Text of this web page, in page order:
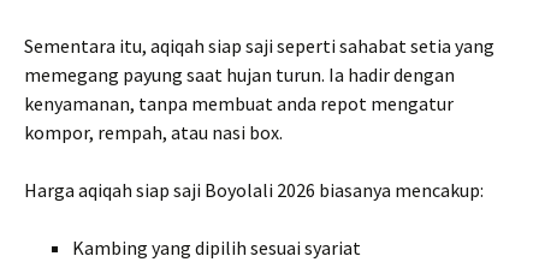
Sementara itu, aqiqah siap saji seperti sahabat setia yang
memegang payung saat hujan turun. Ia hadir dengan
kenyamanan, tanpa membuat anda repot mengatur
kompor, rempah, atau nasi box.
Harga aqiqah siap saji Boyolali 2026 biasanya mencakup:
Kambing yang dipilih sesuai syariat